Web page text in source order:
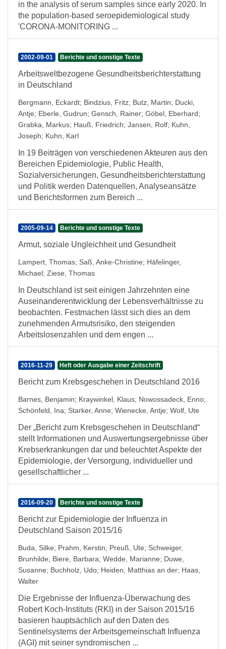
in the analysis of serum samples since early 2020. In
the population-based seroepidemiological study
'CORONA-MONITORING ...
2002-09-01 Berichte und sonstige Texte
Arbeitsweltbezogene Gesundheitsberichterstattung
in Deutschland
Bergmann, Eckardt; Bindzius, Fritz; Butz, Martin; Ducki,
Antje; Eberle, Gudrun; Gensch, Rainer; Göbel, Eberhard;
Grabka, Markus; Hauß, Friedrich; Jansen, Rolf; Kuhn,
Joseph; Kuhn, Karl
In 19 Beiträgen von verschiedenen Akteuren aus den
Bereichen Epidemiologie, Public Health,
Sozialversicherungen, Gesundheitsberichterstattung
und Politik werden Datenquellen, Analyseansätze
und Berichtsformen zum Bereich ...
2005-09-14 Berichte und sonstige Texte
Armut, soziale Ungleichheit und Gesundheit
Lampert, Thomas; Saß, Anke-Christine; Häfelinger,
Michael; Ziese, Thomas
In Deutschland ist seit einigen Jahrzehnten eine
Auseinanderentwicklung der Lebensverhältnisse zu
beobachten. Festmachen lässt sich dies an dem
zunehmenden Armutsrisiko, den steigenden
Arbeitslosenzahlen und dem engen ...
2016-11-29 Heft oder Ausgabe einer Zeitschrift
Bericht zum Krebsgeschehen in Deutschland 2016
Barnes, Benjamin; Kraywinkel, Klaus; Nowossadeck, Enno;
Schönfeld, Ina; Starker, Anne; Wienecke, Antje; Wolf, Ute
Der „Bericht zum Krebsgeschehen in Deutschland“
stellt Informationen und Auswertungsergebnisse über
Krebserkrankungen dar und beleuchtet Aspekte der
Epidemiologie, der Versorgung, individueller und
gesellschaftlicher ...
2016-09-20 Berichte und sonstige Texte
Bericht zur Epidemiologie der Influenza in
Deutschland Saison 2015/16
Buda, Silke; Prahm, Kerstin; Preuß, Ute; Schweiger,
Brunhilde; Biere, Barbara; Wedde, Marianne; Duwe,
Susanne; Buchholz, Udo; Heiden, Matthias an der; Haas,
Walter
Die Ergebnisse der Influenza-Überwachung des
Robert Koch-Instituts (RKI) in der Saison 2015/16
basieren hauptsächlich auf den Daten des
Sentinelsystems der Arbeitsgemeinschaft Influenza
(AGI) mit seiner syndromischen ...